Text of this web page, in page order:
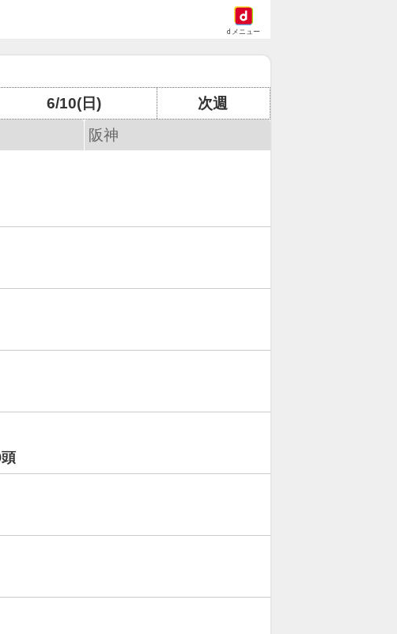
dメニュー
6/10(日)
次週
阪神